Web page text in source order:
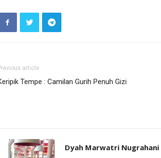
article
Tempe : Camilan Gurih Penuh Gizi
Dyah Marwatri Nugrahani